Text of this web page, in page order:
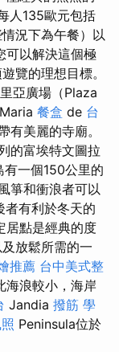
人135歐元包括
況下為午餐）以
可以解決這個極
覽的理想目標。
亞廣場（Plaza
Maria 餐盒 de 台
有美麗的寺廟。
的富埃特文圖拉
有一個150公里的
箏和衝浪者可以
者有利於冬天的
居點是經典的度
放鬆所需的一
推薦 台中美式整
海浪較小，海岸
Jandia 撥筋 學
Peninsula位於